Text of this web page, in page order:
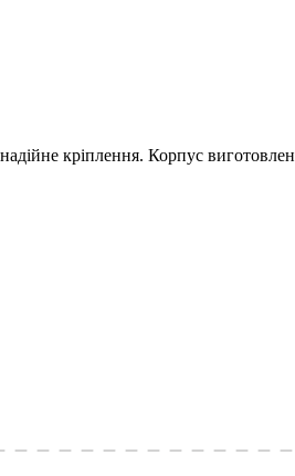
кріплення. Корпус